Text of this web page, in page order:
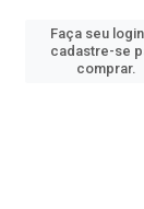
Faça seu
cadastre-se
comprar.